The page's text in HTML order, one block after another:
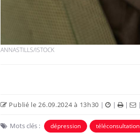
ANNASTILLS/ISTOCK
Publié le 26.09.2024 à 13h30 | | |
Mots clés : dépression téléconsultation